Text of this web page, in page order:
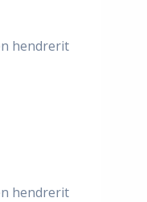
hendrerit
hendrerit